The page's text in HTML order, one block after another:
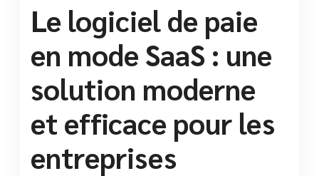
Le logiciel de paie
en mode SaaS : une
solution moderne
et efficace pour les
entreprises